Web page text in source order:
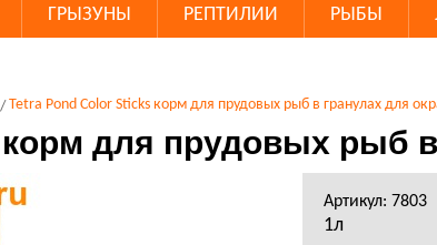
ГРЫЗУНЫ РЕПТИЛИИ РЫБЫ
Tetra Pond Color Sticks корм для прудовых рыб в гранулах для
для прудовых рыб
Артикул: 7803
1л